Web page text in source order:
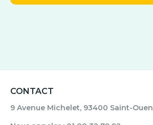
CONTACT
9 Avenue Michelet, 93400 Saint-Ouen